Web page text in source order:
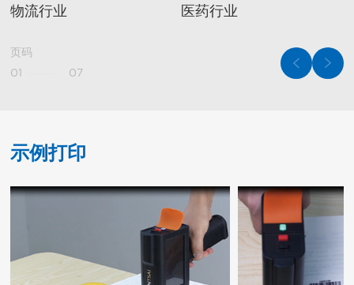
物流行业 医药行业
页码
01
07
示例打印